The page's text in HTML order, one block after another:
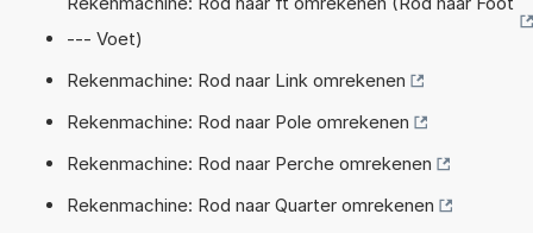
--- Voet)
Rekenmachine: Rod naar Link omrekenen
Rekenmachine: Rod naar Pole omrekenen
Rekenmachine: Rod naar Perche omrekenen
Rekenmachine: Rod naar Quarter omrekenen